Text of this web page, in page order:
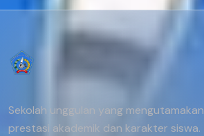
Sekolah unggulan yang mengutamakan
prestasi akademik dan karakter siswa.